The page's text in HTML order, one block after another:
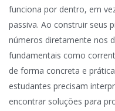
funciona por dentro, em
passiva. Ao construir seus
números diretamente nos
fundamentais como
de forma concreta e
estudantes precisam
encontrar soluções para